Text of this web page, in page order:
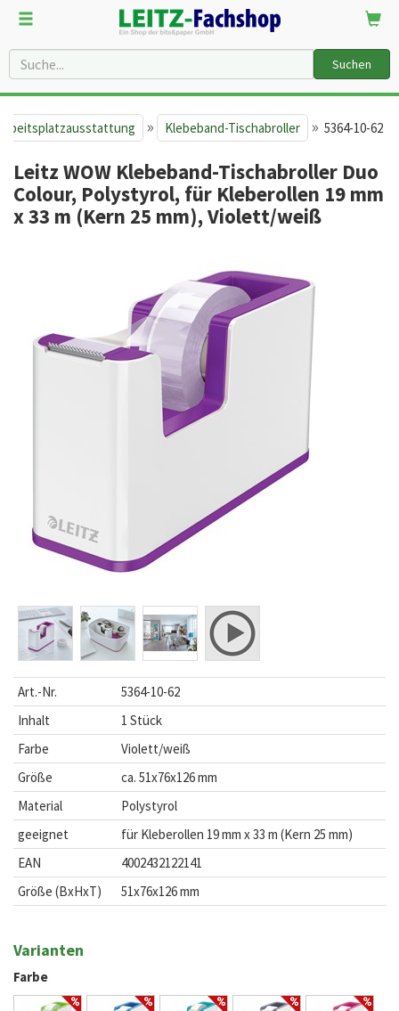
Suchen
» Klebeband-Tischabroller » 5364-10-62
Leitz WOW Klebeband-Tischabroller Duo
Colour, Polystyrol, für Kleberollen 19 mm
x 33 m (Kern 25 mm), Violett/weiß
Art.-Nr.
5364-10-62
Inhalt
1 Stück
Farbe
Violett/weiß
Größe
ca. 51x76x126 mm
Material
Polystyrol
geeignet
für Kleberollen 19 mm x 33 m (Kern 25 mm)
EAN
4002432122141
Größe (BxHxT)
51x76x126 mm
Varianten
Farbe